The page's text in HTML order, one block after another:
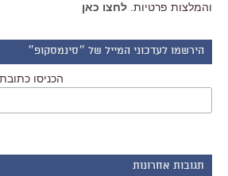
והמלצות פרטיות. לחצו כאן
הירשמו לעדכוני המייל של ״סינמסקופ״
הכניסו
תגובות אחרונות